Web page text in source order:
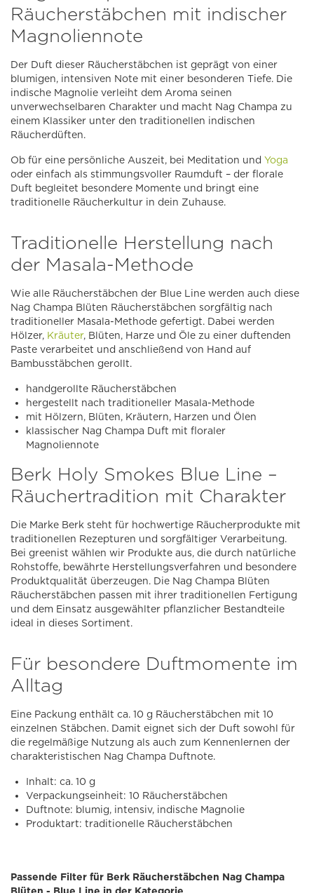
Räucherstäbchen mit indischer
Magnoliennote
Der Duft dieser Räucherstäbchen ist geprägt von einer
blumigen, intensiven Note mit einer besonderen Tiefe. Die
indische Magnolie verleiht dem Aroma seinen
unverwechselbaren Charakter und macht Nag Champa zu
einem Klassiker unter den traditionellen indischen
Räucherdüften.
Ob für eine persönliche Auszeit, bei Meditation und Yoga
oder einfach als stimmungsvoller Raumduft – der florale
Duft begleitet besondere Momente und bringt eine
traditionelle Räucherkultur in dein Zuhause.
Traditionelle Herstellung nach
der Masala-Methode
Wie alle Räucherstäbchen der Blue Line werden auch diese
Nag Champa Blüten Räucherstäbchen sorgfältig nach
traditioneller Masala-Methode gefertigt. Dabei werden
Hölzer, Kräuter, Blüten, Harze und Öle zu einer duftenden
Paste verarbeitet und anschließend von Hand auf
Bambusstäbchen gerollt.
handgerollte Räucherstäbchen
hergestellt nach traditioneller Masala-Methode
mit Hölzern, Blüten, Kräutern, Harzen und Ölen
klassischer Nag Champa Duft mit floraler
Magnoliennote
Berk Holy Smokes Blue Line –
Räuchertradition mit Charakter
Die Marke Berk steht für hochwertige Räucherprodukte mit
traditionellen Rezepturen und sorgfältiger Verarbeitung.
Bei greenist wählen wir Produkte aus, die durch natürliche
Rohstoffe, bewährte Herstellungsverfahren und besondere
Produktqualität überzeugen. Die Nag Champa Blüten
Räucherstäbchen passen mit ihrer traditionellen Fertigung
und dem Einsatz ausgewählter pflanzlicher Bestandteile
ideal in dieses Sortiment.
Für besondere Duftmomente im
Alltag
Eine Packung enthält ca. 10 g Räucherstäbchen mit 10
einzelnen Stäbchen. Damit eignet sich der Duft sowohl für
die regelmäßige Nutzung als auch zum Kennenlernen der
charakteristischen Nag Champa Duftnote.
Inhalt: ca. 10 g
Verpackungseinheit: 10 Räucherstäbchen
Duftnote: blumig, intensiv, indische Magnolie
Produktart: traditionelle Räucherstäbchen
Passende Filter für Berk Räucherstäbchen Nag Champa